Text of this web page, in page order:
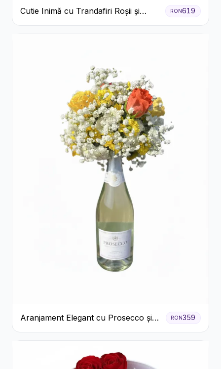
Cutie Inimă cu Trandafiri Roșii și
Bomboane Raffaello
RON619
Aranjament Elegant cu Prosecco și
Flori Galbene.
RON359